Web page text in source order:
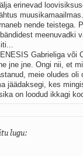
erinevad
nende teistega.
meenuvadki
Gabrieliga või
jne jne. Ongi nii, et
meie oludes oli
jäädaksegi, kes
on loodud ikkagi
lugu: